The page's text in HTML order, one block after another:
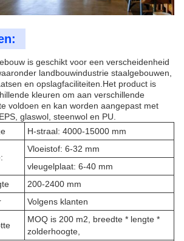
is geschikt voor een verscheidenheid
landbouwindustrie staalgebouwen,
en opslagfaciliteiten.Het product is
kleuren om aan verschillende
voldoen en kan worden aangepast met
glaswol, steenwol en PU.
H-straal: 4000-15000 mm
Vloeistof: 6-32 mm
vleugelplaat: 6-40 mm
200-2400 mm
Volgens klanten
MOQ is 200 m2, breedte * lengte *
zolderhoogte,